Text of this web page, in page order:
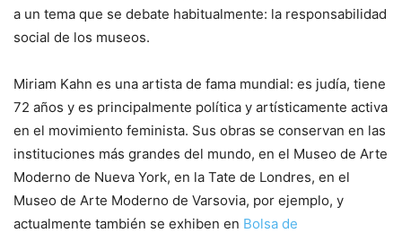
a un tema que se debate habitualmente: la responsabilidad
social de los museos.
Miriam Kahn es una artista de fama mundial: es judía, tiene
72 años y es principalmente política y artísticamente activa
en el movimiento feminista. Sus obras se conservan en las
instituciones más grandes del mundo, en el Museo de Arte
Moderno de Nueva York, en la Tate de Londres, en el
Museo de Arte Moderno de Varsovia, por ejemplo, y
actualmente también se exhiben en Bolsa de